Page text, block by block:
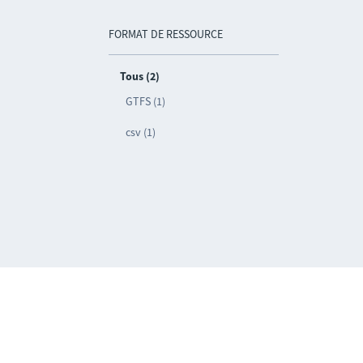
FORMAT DE RESSOURCE
Tous (2)
GTFS (1)
csv (1)